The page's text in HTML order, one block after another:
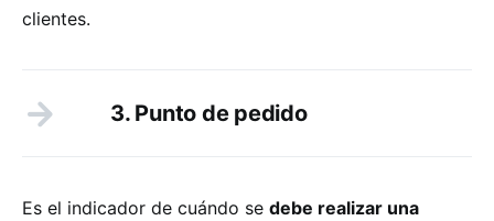
clientes.
3. Punto de pedido
Es el indicador de cuándo se debe realizar una